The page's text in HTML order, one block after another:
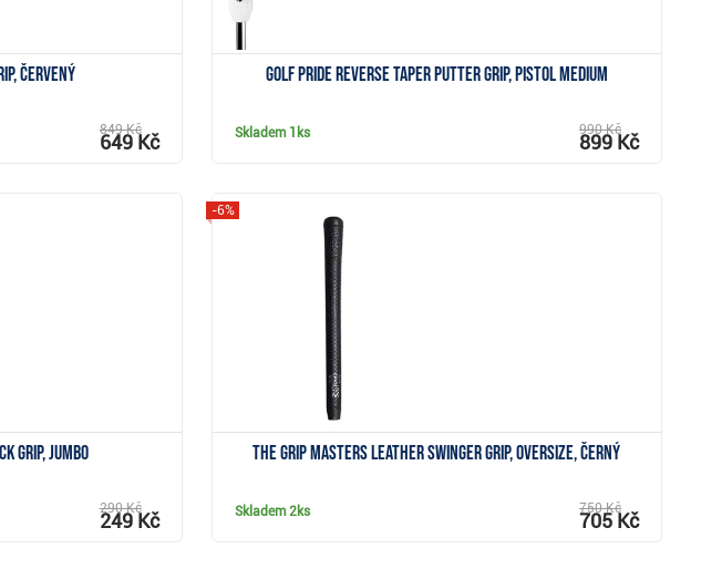
červený
849 Kč
649 Kč
Golf Pride Reverse Taper putter grip, Pistol Medium
Skladem 1ks 990 Kč
899 Kč
grip, Jumbo
290 Kč
249 Kč
The Grip Masters Leather Swinger grip, Oversize, černý
-6%
Skladem2ks 750 Kč
705 Kč